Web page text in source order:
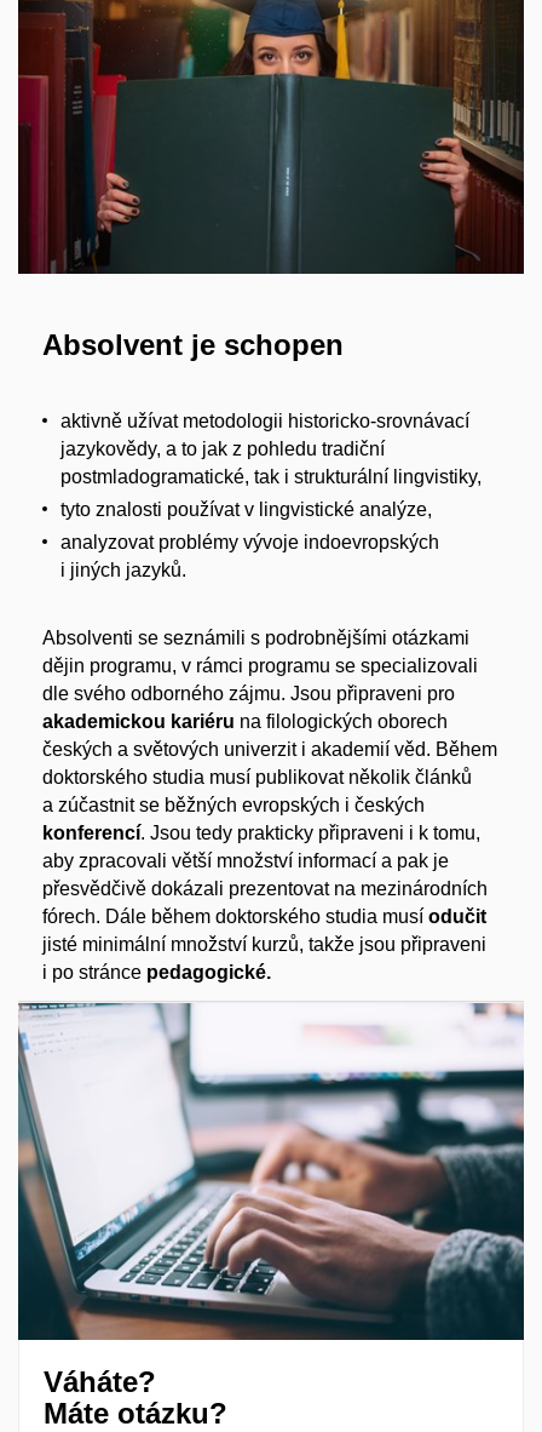
Absolvent je schopen
aktivně užívat metodologii historicko-srovnávací
jazykovědy, a to jak z pohledu tradiční
postmladogramatické, tak i strukturální lingvistiky,
tyto znalosti používat v lingvistické analýze,
analyzovat problémy vývoje indoevropských
i jiných jazyků.
Absolventi se seznámili s podrobnějšími otázkami
dějin programu, v rámci programu se specializovali
dle svého odborného zájmu. Jsou připraveni pro
akademickou kariéru na filologických oborech
českých a světových univerzit i akademií věd. Během
doktorského studia musí publikovat několik článků
a zúčastnit se běžných evropských i českých
konferencí. Jsou tedy prakticky připraveni i k tomu,
aby zpracovali větší množství informací a pak je
přesvědčivě dokázali prezentovat na mezinárodních
fórech. Dále během doktorského studia musí odučit
jisté minimální množství kurzů, takže jsou připraveni
i po stránce pedagogické.
Váháte?
Máte otázku?